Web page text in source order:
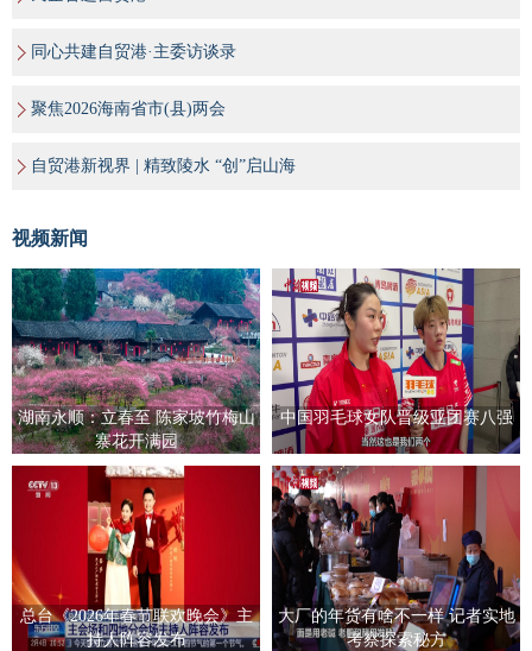
同心共建自贸港·主委访谈录
聚焦2026海南省市(县)两会
自贸港新视界 | 精致陵水 “创”启山海
视频新闻
湖南永顺：立春至 陈家坡竹梅山
寨花开满园
中国羽毛球女队晋级亚团赛八强
总台《2026年春节联欢晚会》主
持人阵容发布
大厂的年货有啥不一样 记者实地
考察探索秘方